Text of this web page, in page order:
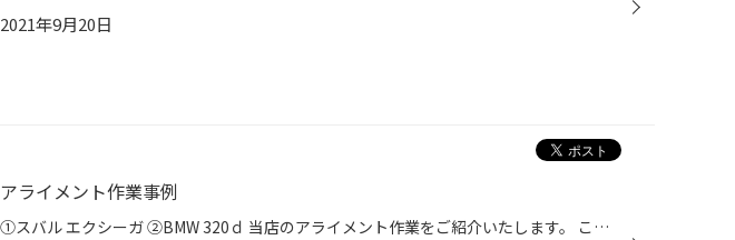
2021年9月20日
アライメント作業事例
①スバル エクシーガ ②BMW 320ｄ 当店のアライメント作業をご紹介いたします。 こちらはスバルエクシーガ。 タイヤ交換後のアライメント調整です。 調整のメリットは、直進安定性がよくなり、タイヤのライフ性能向上につながります。 無駄な摩擦抵抗が軽減される為、燃費の向上にも繋がります。 特に...